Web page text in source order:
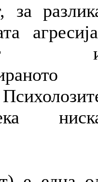
за